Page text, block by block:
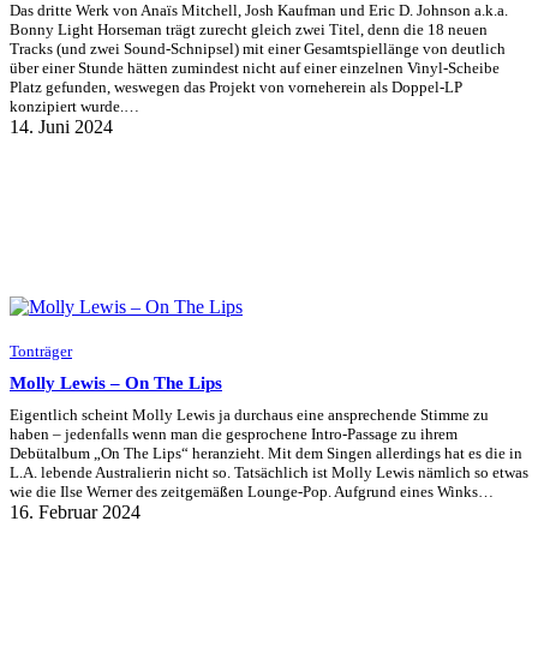
Das dritte Werk von Anaïs Mitchell, Josh Kaufman und Eric D. Johnson a.k.a.
Bonny Light Horseman trägt zurecht gleich zwei Titel, denn die 18 neuen
Tracks (und zwei Sound-Schnipsel) mit einer Gesamtspiellänge von deutlich
über einer Stunde hätten zumindest nicht auf einer einzelnen Vinyl-Scheibe
Platz gefunden, weswegen das Projekt von vorneherein als Doppel-LP
konzipiert wurde.…
14. Juni 2024
Tonträger
Molly Lewis – On The Lips
Eigentlich scheint Molly Lewis ja durchaus eine ansprechende Stimme zu
haben – jedenfalls wenn man die gesprochene Intro-Passage zu ihrem
Debütalbum „On The Lips“ heranzieht. Mit dem Singen allerdings hat es die in
L.A. lebende Australierin nicht so. Tatsächlich ist Molly Lewis nämlich so etwas
wie die Ilse Werner des zeitgemäßen Lounge-Pop. Aufgrund eines Winks…
16. Februar 2024